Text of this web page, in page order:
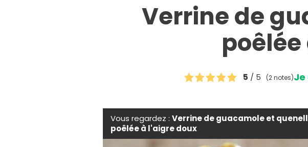
Verrine de
5 / 5 (2 notes)
Vous regardez : Verrine de guacamole et
poêlée à l'aigre doux